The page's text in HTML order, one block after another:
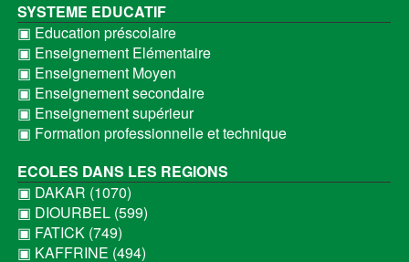
SYSTEME EDUCATIF
▣ Education préscolaire
▣ Enseignement Elémentaire
▣ Enseignement Moyen
▣ Enseignement secondaire
▣ Enseignement supérieur
▣ Formation professionnelle et technique
ECOLES DANS LES REGIONS
▣ DAKAR (1070)
▣ DIOURBEL (599)
▣ FATICK (749)
▣ KAFFRINE (494)